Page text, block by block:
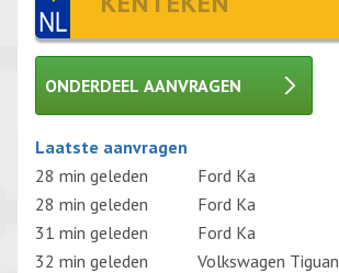
ONDERDEEL AANVRAGEN
Gelieve dit veld leeg te laten.
Laatste aanvragen
28 min geleden
Ford Ka
28 min geleden
Ford Ka
31 min geleden
Ford Ka
32 min geleden
Volkswagen Tiguan